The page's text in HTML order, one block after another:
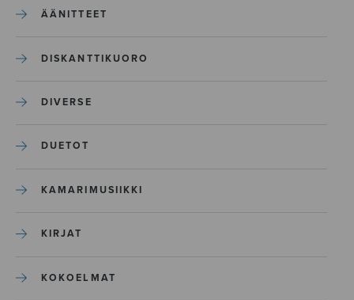
ÄÄNITTEET
DISKANTTIKUORO
DIVERSE
DUETOT
KAMARIMUSIIKKI
KIRJAT
KOKOELMAT